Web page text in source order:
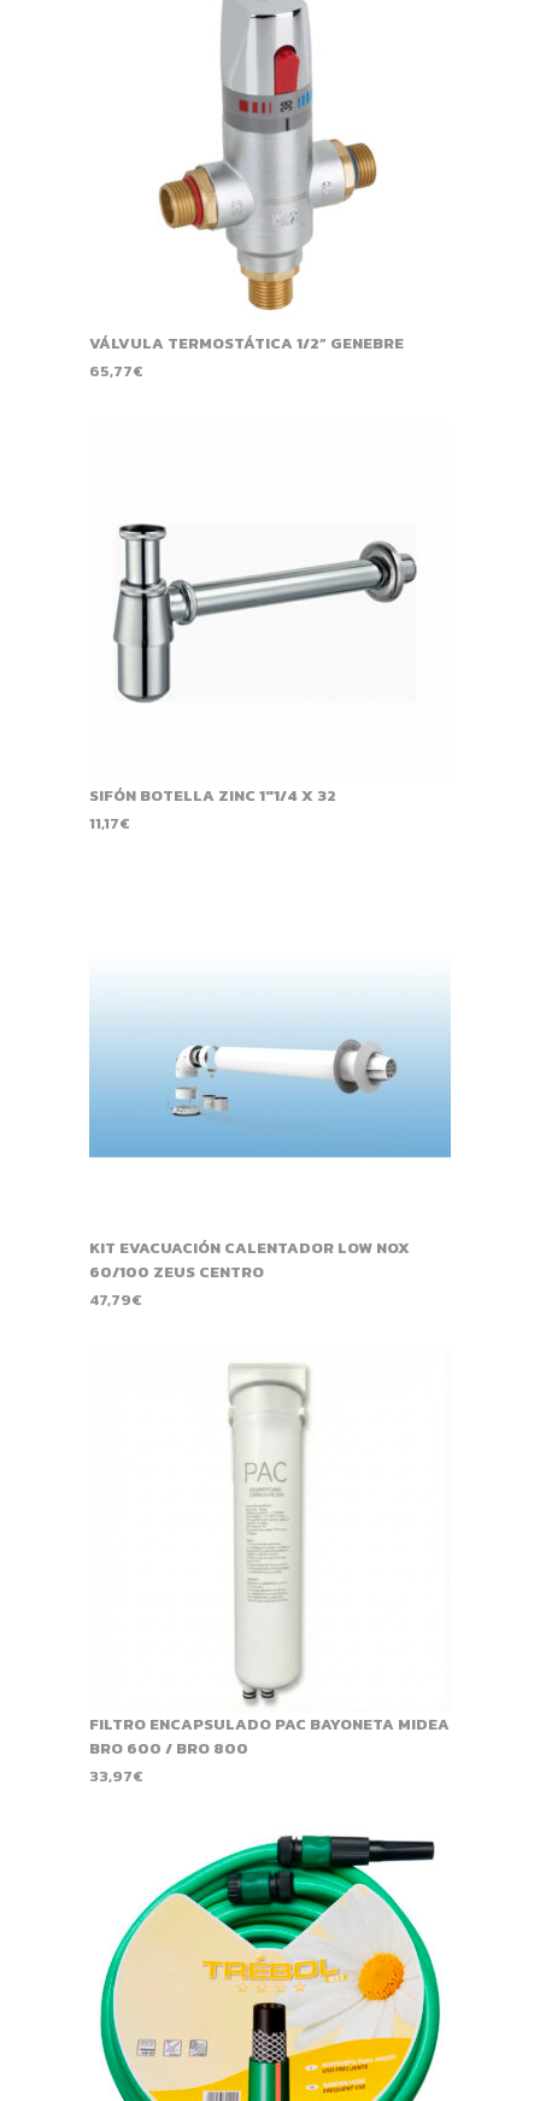
VÁLVULA TERMOSTÁTICA 1/2” GENEBRE
65,77€
SIFÓN BOTELLA ZINC 1"1/4 X 32
11,17€
KIT EVACUACIÓN CALENTADOR LOW NOX
60/100 ZEUS CENTRO
47,79€
FILTRO ENCAPSULADO PAC BAYONETA MIDEA
BRO 600 / BRO 800
33,97€